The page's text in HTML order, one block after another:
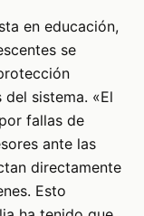
en educación,
se
sistema. «El
fallas de
ante las
directamente
Esto